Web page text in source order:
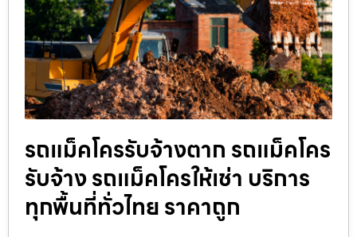
รถแม็คโครรับจ้างตาก รถแม็คโคร
รับจ้าง รถแม็คโครให้เช่า บริการ
ทุกพื้นที่ทั่วไทย ราคาถูก